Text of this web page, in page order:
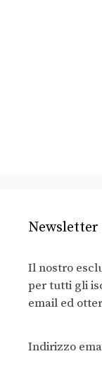
Newsletter
Il nostro
per tutti gli
email ed
Indirizzo